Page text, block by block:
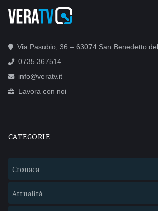
Via Pasubio, 36 – 63074 San Benedetto
0735 367514
info@veratv.it
Lavora con noi
CATEGORIE
Cronaca
Attualità